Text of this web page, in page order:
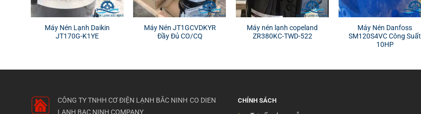
Máy Nén Lạnh Daikin
JT170G-K1YE
Máy Nén JT1GCVDKYR
Đầy Đủ CO/CQ
Máy nén lạnh copeland
ZR380KC-TWD-522
Máy Nén Danfoss
SM120S4VC Công Suất
10HP
CÔNG TY TNHH CƠ ĐIỆN LẠNH BẮC NINH CO DIEN
LANH BAC NINH COMPANY
CHÍNH SÁCH